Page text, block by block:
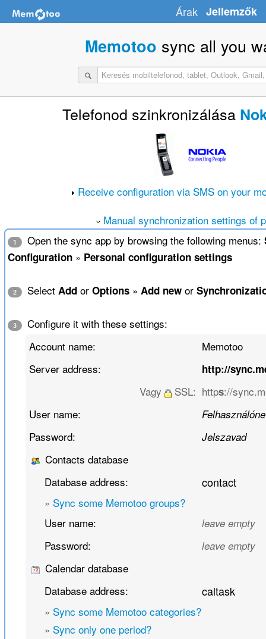
Árak Jellemzők
Memotoo sync all you
Telefonod szinkronizálása
Receive configuration via SMS on your
Manual synchronization settings of
1 Open the sync app by browsing the following menus:
Configuration» Personal configuration settings
2 Select Addor Options» Add newor
3
Configure it with these settings:
Account name:
Memotoo
Server address:
http://
Vagy SSL: https://
User name:
Password: Jelszavad
Contacts database
Database address:
contact
» Sync some Memotoo groups?
User name:
leave empty
Password: leave empty
Calendar database
Database address:
caltask
» Sync some Memotoo categories?
» Sync only one period?